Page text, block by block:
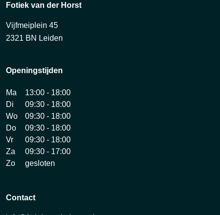
Fotiek van der Horst
Vijfmeiplein 45
2321 BN Leiden
Openingstijden
Ma
13:00 - 18:00
Di
09:30 - 18:00
Wo
09:30 - 18:00
Do
09:30 - 18:00
Vr
09:30 - 18:00
Za
09:30 - 17:00
Zo
gesloten
Contact